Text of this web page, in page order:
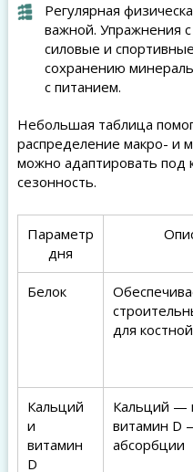
Регулярная
важной. Упражнения
силовые и
сохранению
с питанием.
Небольшая таблица
распределение макро- и
можно адаптировать под
сезонность.
Параметр
дня
Белок
для
Кальций
и
витамин
D
Кальций —
витамин D
абсорбции